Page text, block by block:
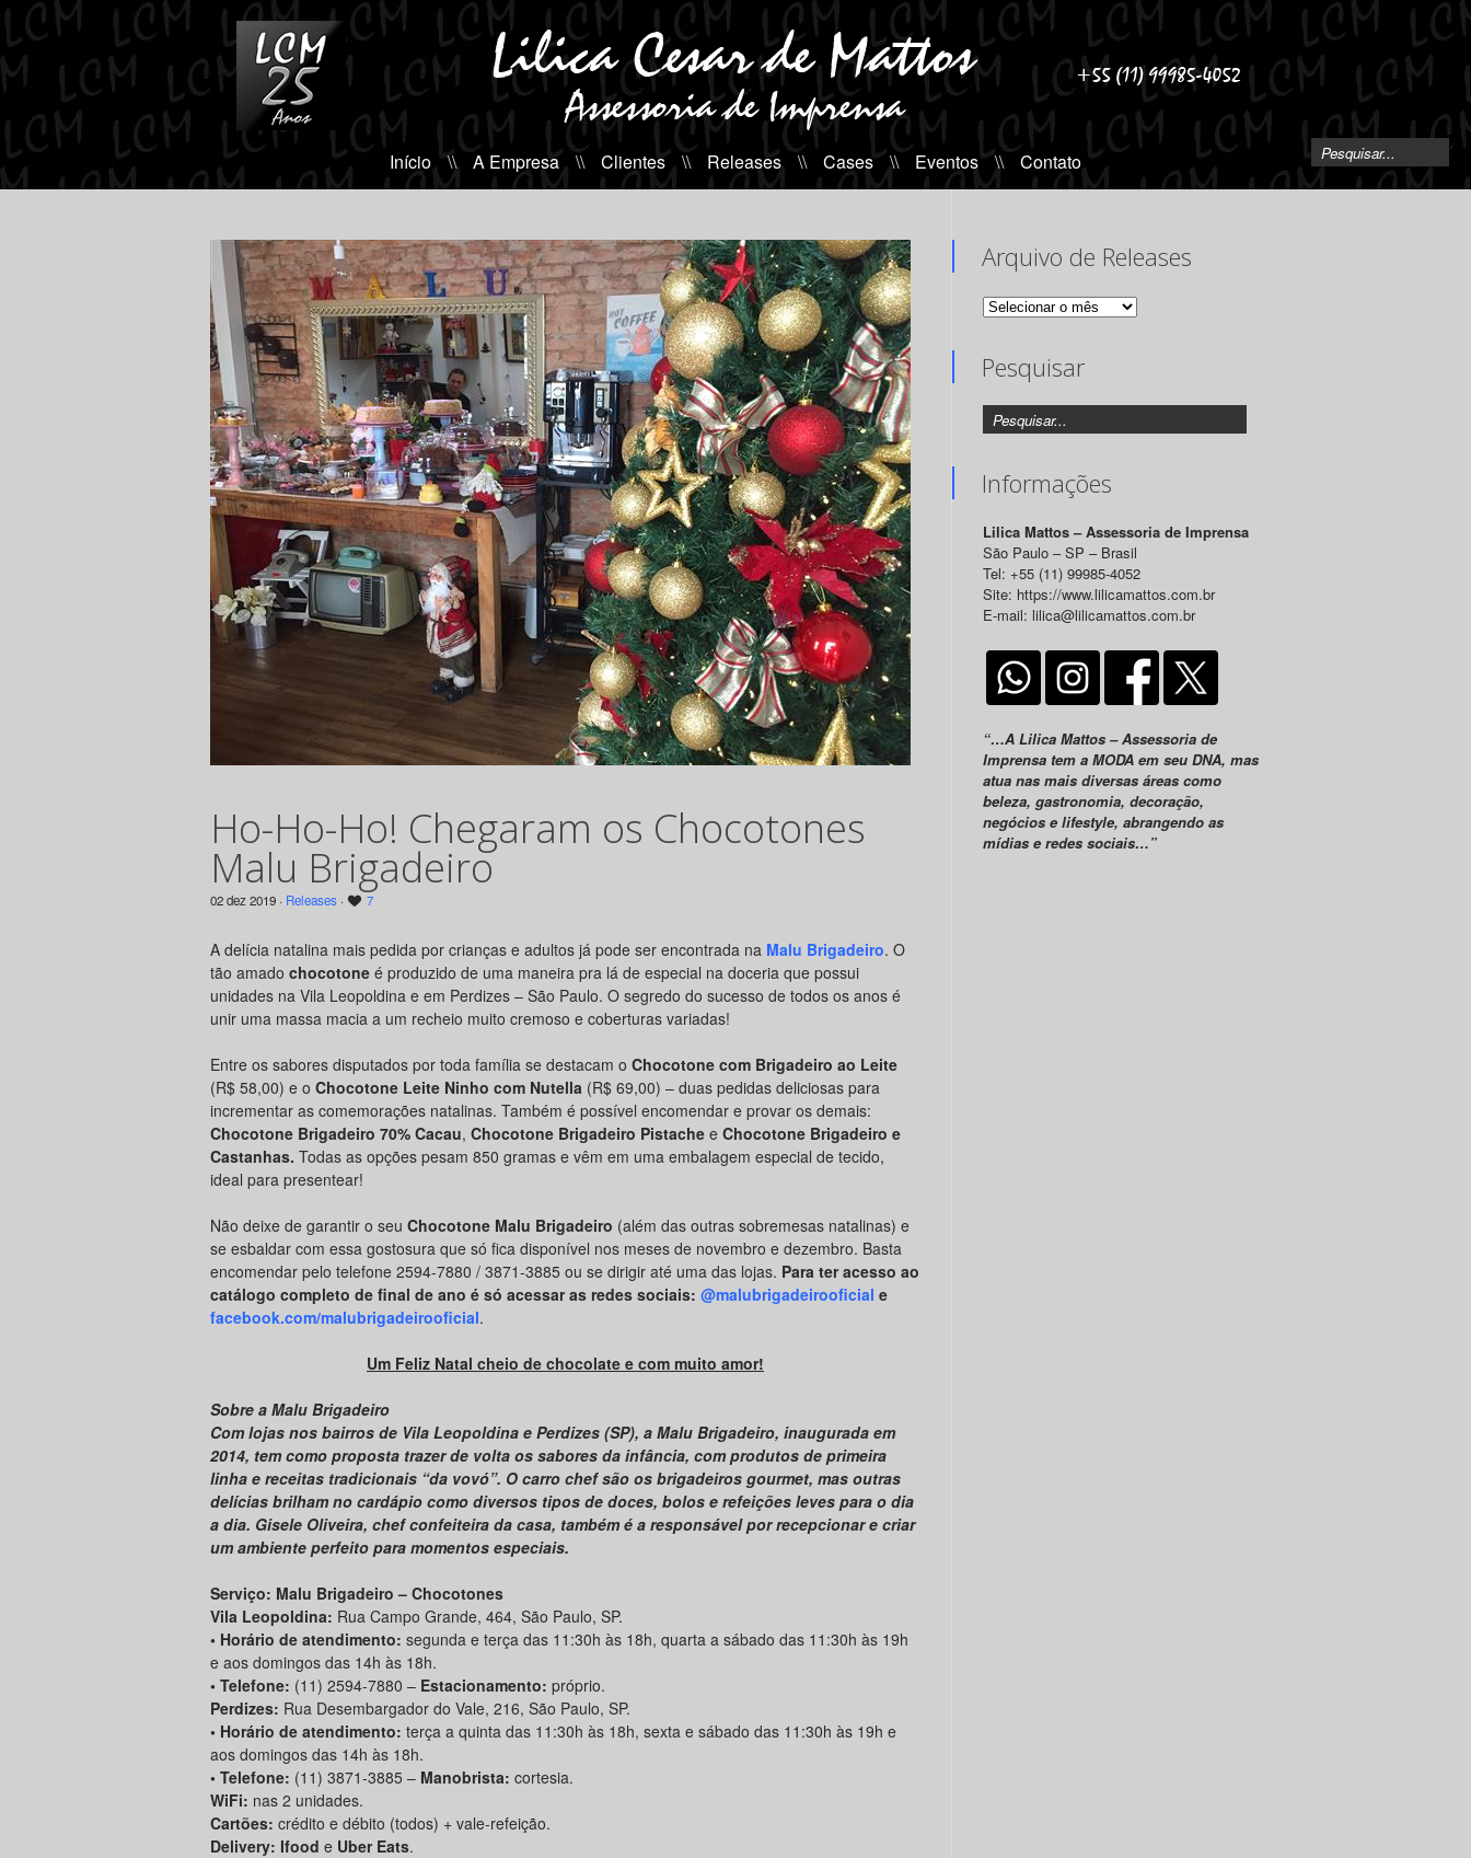
Início \\ A Empresa \\ Clientes \\ Releases \\ Cases \\ Eventos \\ Contato
Ho-Ho-Ho! Chegaram os Chocotones
Malu Brigadeiro
02 dez 2019 · Releases · 7
A delícia natalina mais pedida por crianças e adultos já pode ser encontrada na Malu Brigadeiro. O
tão amado chocotone é produzido de uma maneira pra lá de especial na doceria que possui
unidades na Vila Leopoldina e em Perdizes – São Paulo. O segredo do sucesso de todos os anos é
unir uma massa macia a um recheio muito cremoso e coberturas variadas!
Entre os sabores disputados por toda família se destacam o Chocotone com Brigadeiro ao Leite
(R$ 58,00) e o Chocotone Leite Ninho com Nutella (R$ 69,00) – duas pedidas deliciosas para
incrementar as comemorações natalinas. Também é possível encomendar e provar os demais:
Chocotone Brigadeiro 70% Cacau, Chocotone Brigadeiro Pistache e Chocotone Brigadeiro e
Castanhas. Todas as opções pesam 850 gramas e vêm em uma embalagem especial de tecido,
ideal para presentear!
Não deixe de garantir o seu Chocotone Malu Brigadeiro (além das outras sobremesas natalinas) e
se esbaldar com essa gostosura que só fica disponível nos meses de novembro e dezembro. Basta
encomendar pelo telefone 2594-7880 / 3871-3885 ou se dirigir até uma das lojas. Para ter acesso ao
catálogo completo de final de ano é só acessar as redes sociais: @malubrigadeirooficial e
facebook.com/malubrigadeirooficial.
Um Feliz Natal cheio de chocolate e com muito amor!
Sobre a Malu Brigadeiro
Com lojas nos bairros de Vila Leopoldina e Perdizes (SP), a Malu Brigadeiro, inaugurada em
2014, tem como proposta trazer de volta os sabores da infância, com produtos de primeira
linha e receitas tradicionais “da vovó”. O carro chef são os brigadeiros gourmet, mas outras
delícias brilham no cardápio como diversos tipos de doces, bolos e refeições leves para o dia
a dia. Gisele Oliveira, chef confeiteira da casa, também é a responsável por recepcionar e criar
um ambiente perfeito para momentos especiais.
Serviço: Malu Brigadeiro – Chocotones
Vila Leopoldina: Rua Campo Grande, 464, São Paulo, SP.
• Horário de atendimento: segunda e terça das 11:30h às 18h, quarta a sábado das 11:30h às 19h
e aos domingos das 14h às 18h.
• Telefone: (11) 2594-7880 – Estacionamento: próprio.
Perdizes: Rua Desembargador do Vale, 216, São Paulo, SP.
• Horário de atendimento: terça a quinta das 11:30h às 18h, sexta e sábado das 11:30h às 19h e
aos domingos das 14h às 18h.
• Telefone: (11) 3871-3885 – Manobrista: cortesia.
WiFi: nas 2 unidades.
Cartões: crédito e débito (todos) + vale-refeição.
Delivery: Ifood e Uber Eats.
Arquivo de Releases
Arquivo
Pesquisar
Informações
Lilica Mattos – Assessoria de Imprensa
São Paulo – SP – Brasil
Tel: +55 (11) 99985-4052
Site: https://www.lilicamattos.com.br
E-mail: lilica@lilicamattos.com.br
“…A Lilica Mattos – Assessoria de
Imprensa tem a MODA em seu DNA, mas
atua nas mais diversas áreas como
beleza, gastronomia, decoração,
negócios e lifestyle, abrangendo as
mídias e redes sociais…”